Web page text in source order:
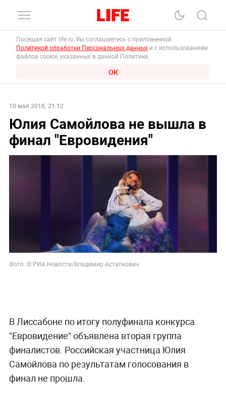
Посещая сайт life.ru, Вы соглашаетесь с приложенной
Политикой обработки Персональных данных и с использованием
файлов cookie, указанных в данной Политике.
ОК
10 мая 2018, 21:12
Юлия Самойлова не вышла в
финал "Евровидения"
Фото: © РИА Новости/Владимир Астапкович
В Лиссабоне по итогу полуфинала конкурса
"Евровидение" объявлена вторая группа
финалистов. Российская участница Юлия
Самойлова по результатам голосования в
финал не прошла.